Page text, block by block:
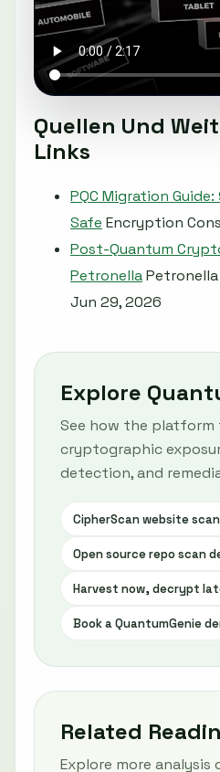
Quellen Und
Links
PQC Migration
Safe Encryption
Post-Quantum
PetronellaPetronella
Jun 29, 2026
Explore
See how the platform
cryptographic
detection, and
CipherScan website
Open source repo scan
Harvest now, decrypt
Book a QuantumGenie
Related
Explore more analysis